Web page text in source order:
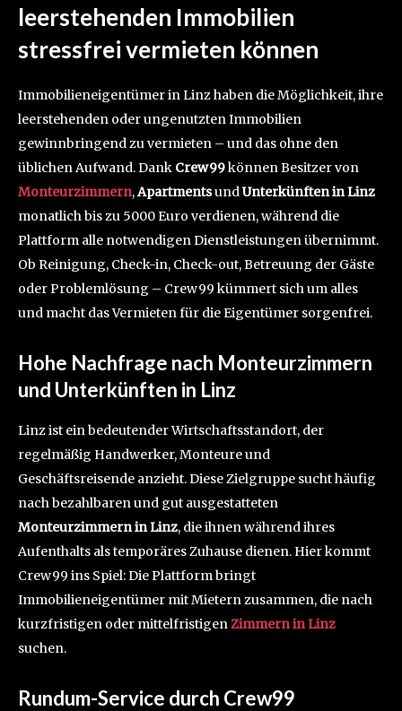
leerstehenden Immobilien
stressfrei vermieten können
Immobilieneigentümer in Linz haben die Möglichkeit, ihre
leerstehenden oder ungenutzten Immobilien
gewinnbringend zu vermieten – und das ohne den
üblichen Aufwand. Dank Crew99können Besitzer von
Monteurzimmern,ApartmentsundUnterkünften in Linz
monatlich bis zu 5000 Euro verdienen, während die
Plattform alle notwendigen Dienstleistungen übernimmt.
Ob Reinigung, Check-in, Check-out, Betreuung der Gäste
oder Problemlösung – Crew99 kümmert sich um alles
und macht das Vermieten für die Eigentümer sorgenfrei.
Hohe Nachfrage nach Monteurzimmern
und Unterkünften in Linz
Linz ist ein bedeutender Wirtschaftsstandort, der
regelmäßig Handwerker, Monteure und
Geschäftsreisende anzieht. Diese Zielgruppe sucht häufig
nach bezahlbaren und gut ausgestatteten
Monteurzimmern in Linz, die ihnen während ihres
Aufenthalts als temporäres Zuhause dienen. Hier kommt
Crew99 ins Spiel: Die Plattform bringt
Immobilieneigentümer mit Mietern zusammen, die nach
kurzfristigen oder mittelfristigenZimmern in Linz
suchen.
Rundum-Service durch Crew99